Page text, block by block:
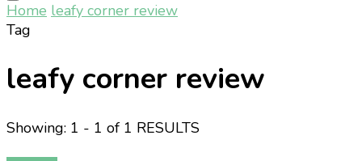
Home leafy corner review
Tag
leafy corner review
Showing: 1 - 1 of 1 RESULTS